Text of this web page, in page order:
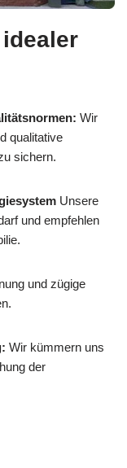
idealer
Wir
qualitative
sichern.
Unsere
und empfehlen
und zügige
Wir kümmern uns
der